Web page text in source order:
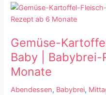
Gemüse-
Baby | Babybrei-
Monate
Abendessen, Babybrei,
Gemüse-
Kartoffel-
Brei
für
Baby
|
Babybrei-